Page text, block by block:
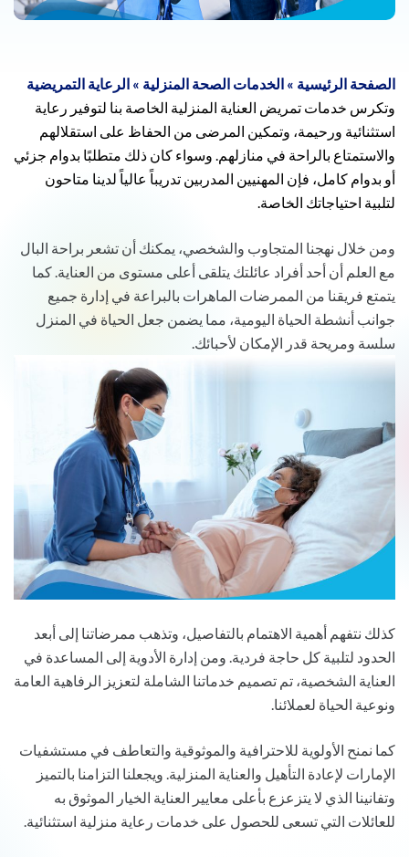
الصفحة الرئيسية » الخدمات الصحة المنزلية » الرعاية التمريضية
وتكرس خدمات تمريض العناية المنزلية الخاصة بنا لتوفير رعاية
استثنائية ورحيمة، وتمكين المرضى من الحفاظ على استقلالهم
والاستمتاع بالراحة في منازلهم. وسواء كان ذلك متطلبًا بدوام جزئي
أو بدوام كامل، فإن المهنيين المدربين تدريباً عالياً لدينا متاحون
لتلبية احتياجاتك الخاصة.
ومن خلال نهجنا المتجاوب والشخصي، يمكنك أن تشعر براحة البال
مع العلم أن أحد أفراد عائلتك يتلقى أعلى مستوى من العناية. كما
يتمتع فريقنا من الممرضات الماهرات بالبراعة في إدارة جميع
جوانب أنشطة الحياة اليومية، مما يضمن جعل الحياة في المنزل
سلسة ومريحة قدر الإمكان لأحبائك.
كذلك نتفهم أهمية الاهتمام بالتفاصيل، وتذهب ممرضاتنا إلى أبعد
الحدود لتلبية كل حاجة فردية. ومن إدارة الأدوية إلى المساعدة في
العناية الشخصية، تم تصميم خدماتنا الشاملة لتعزيز الرفاهية العامة
ونوعية الحياة لعملائنا.
كما نمنح الأولوية للاحترافية والموثوقية والتعاطف في مستشفيات
الإمارات لإعادة التأهيل والعناية المنزلية. ويجعلنا التزامنا بالتميز
وتفانينا الذي لا يتزعزع بأعلى معايير العناية الخيار الموثوق به
للعائلات التي تسعى للحصول على خدمات رعاية منزلية استثنائية.